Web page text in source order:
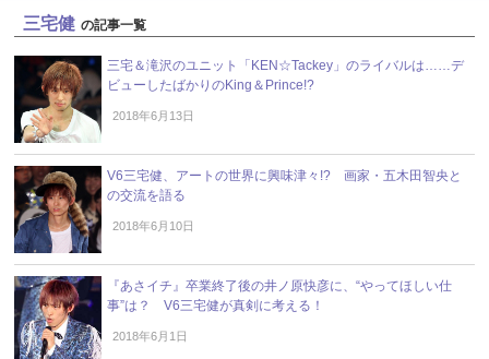
三宅健 の記事一覧
三宅＆滝沢のユニット「KEN☆Tackey」のライバルは……デ
ビューしたばかりのKing＆Prince!?
2018年6月13日
V6三宅健、アートの世界に興味津々!? 画家・五木田智央と
の交流を語る
2018年6月10日
『あさイチ』卒業終了後の井ノ原快彦に、“やってほしい仕
事”は？ V6三宅健が真剣に考える！
2018年6月1日